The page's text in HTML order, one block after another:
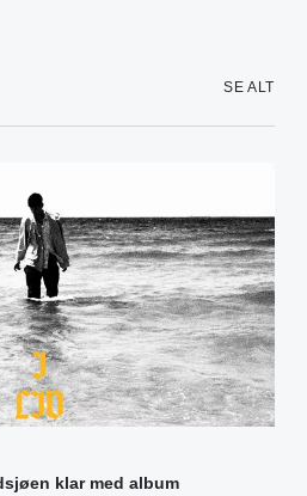
SE ALT
klar med album